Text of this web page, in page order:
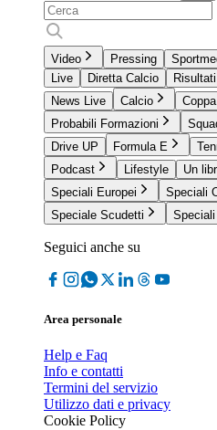
Video Pressing
Live
Diretta Calcio
News Live
Calcio
Probabili Formazioni
Drive UP
Formula E
Podcast
Lifestyle
Un
Speciali Europei
Speciali
Speciale Scudetti
Seguici anche su
Area personale
Help e Faq
Info e contatti
Termini del servizio
Utilizzo dati e privacy
Cookie Policy